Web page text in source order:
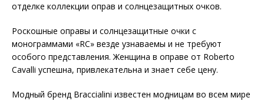
отделке коллекции оправ и солнцезащитных очков.
Роскошные оправы и солнцезащитные очки с
монограммами «RC» везде узнаваемы и не требуют
особого представления. Женщина в оправе от Roberto
Cavalli успешна, привлекательна и знает себе цену.
Модный бренд Braccialini известен модницам во всем мире